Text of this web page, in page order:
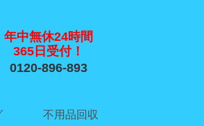
年中無休24時間
365日受付！
0120-896-893
不用品回収